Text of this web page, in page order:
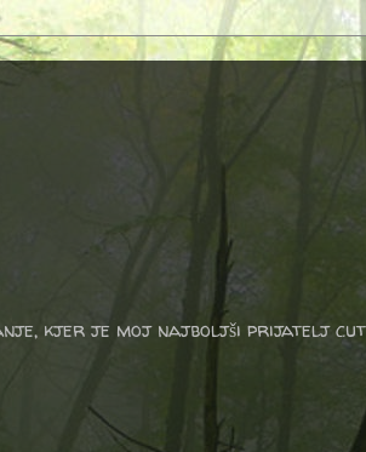
kjer je moj najboljši prijatelj